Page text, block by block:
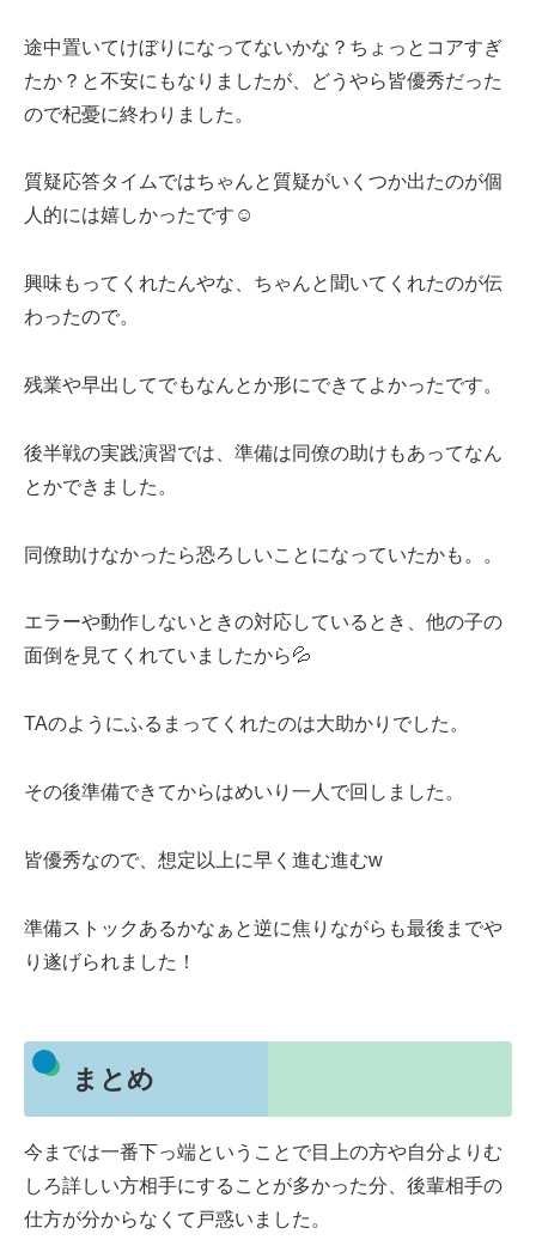
途中置いてけぼりになってないかな？ちょっとコアすぎ
たか？と不安にもなりましたが、どうやら皆優秀だった
ので杞憂に終わりました。
質疑応答タイムではちゃんと質疑がいくつか出たのが個
人的には嬉しかったです☺️
興味もってくれたんやな、ちゃんと聞いてくれたのが伝
わったので。
残業や早出してでもなんとか形にできてよかったです。
後半戦の実践演習では、準備は同僚の助けもあってなん
とかできました。
同僚助けなかったら恐ろしいことになっていたかも。。
エラーや動作しないときの対応しているとき、他の子の
面倒を見てくれていましたから💦
TAのようにふるまってくれたのは大助かりでした。
その後準備できてからはめいり一人で回しました。
皆優秀なので、想定以上に早く進む進むw
準備ストックあるかなぁと逆に焦りながらも最後までや
り遂げられました！
まとめ
今までは一番下っ端ということで目上の方や自分よりむ
しろ詳しい方相手にすることが多かった分、後輩相手の
仕方が分からなくて戸惑いました。